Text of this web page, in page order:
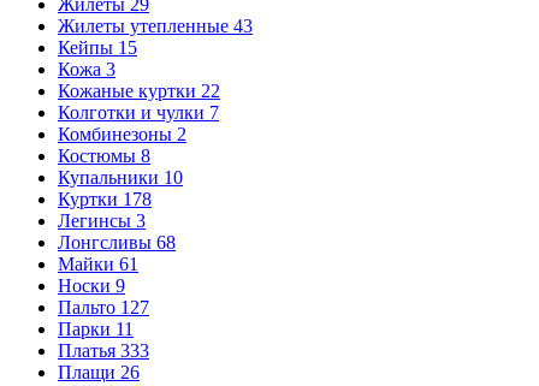
Жилеты 29
Жилеты утепленные 43
Кейпы 15
Кожа 3
Кожаные куртки 22
Колготки и чулки 7
Комбинезоны 2
Костюмы 8
Купальники 10
Куртки 178
Легинсы 3
Лонгсливы 68
Майки 61
Носки 9
Пальто 127
Парки 11
Платья 333
Плащи 26